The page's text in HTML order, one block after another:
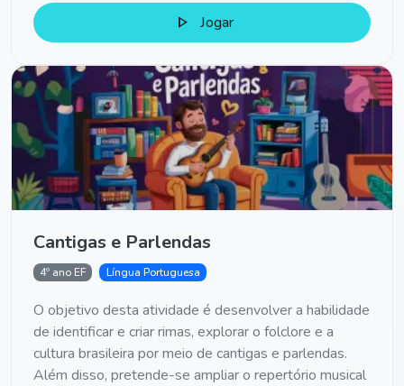
play_arrow Jogar
Cantigas e Parlendas
4º ano EF Língua Portuguesa
O objetivo desta atividade é desenvolver a habilidade
de identificar e criar rimas, explorar o folclore e a
cultura brasileira por meio de cantigas e parlendas.
Além disso, pretende-se ampliar o repertório musical